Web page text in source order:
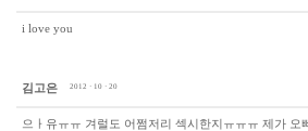
i love you
김고은 2012 · 10 · 20
으ㅏ유ㅠㅠ 겨럴도 어쩜저리 섹시한지ㅠㅠㅠ 제가 오